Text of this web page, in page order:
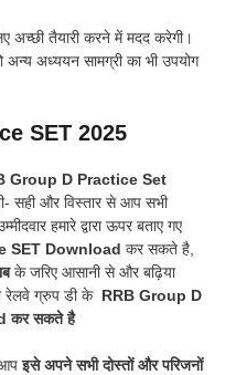
अच्छी तैयारी करने में मदद करेगी।
अध्ययन सामग्री का भी उपयोग
SET 2025
Group D Practice Set
सही और विस्तार से आप सभी
हमारे द्वारा ऊपर बताए गए
SET Download कर सकते है,
के जरिए आसानी से और बढ़िया
रेलवे ग्रुप डी के RRB Group D
कर सकते है
इसे अपने सभी दोस्तों और परिजनों